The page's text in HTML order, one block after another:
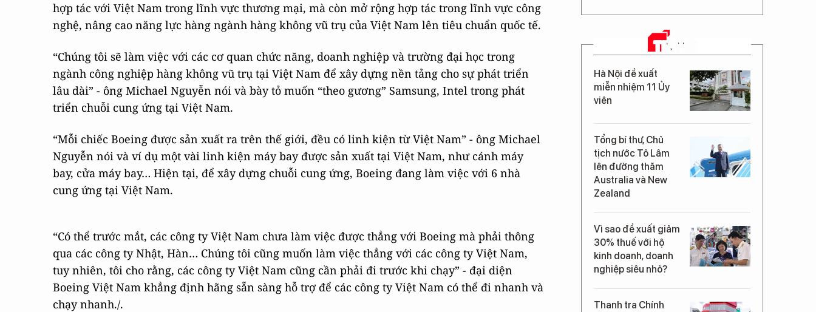
hợp tác với Việt Nam trong lĩnh vực thương mại, mà còn mở rộng hợp tác trong lĩnh vực công
nghệ, nâng cao năng lực hàng ngành hàng không vũ trụ của Việt Nam lên tiêu chuẩn quốc tế.
“Chúng tôi sẽ làm việc với các cơ quan chức năng, doanh nghiệp và trường đại học trong
ngành công nghiệp hàng không vũ trụ tại Việt Nam để xây dựng nền tảng cho sự phát triển
lâu dài” - ông Michael Nguyễn nói và bày tỏ muốn “theo gương” Samsung, Intel trong phát
triển chuỗi cung ứng tại Việt Nam.
“Mỗi chiếc Boeing được sản xuất ra trên thế giới, đều có linh kiện từ Việt Nam” - ông Michael
Nguyễn nói và ví dụ một vài linh kiện máy bay được sản xuất tại Việt Nam, như cánh máy
bay, cửa máy bay… Hiện tại, để xây dựng chuỗi cung ứng, Boeing đang làm việc với 6 nhà
cung ứng tại Việt Nam.
“Có thể trước mắt, các công ty Việt Nam chưa làm việc được thẳng với Boeing mà phải thông
qua các công ty Nhật, Hàn… Chúng tôi cũng muốn làm việc thẳng với các công ty Việt Nam,
tuy nhiên, tôi cho rằng, các công ty Việt Nam cũng cần phải đi trước khi chạy” - đại diện
Boeing Việt Nam khẳng định hãng sẵn sàng hỗ trợ để các công ty Việt Nam có thể đi nhanh và
chạy nhanh./.
TIN MỚI
Hà Nội đề xuất
miễn nhiệm 11 Ủy
viên
Tổng bí thư, Chủ
tịch nước Tô Lâm
lên đường thăm
Australia và New
Zealand
Vì sao đề xuất giảm
30% thuế với hộ
kinh doanh, doanh
nghiệp siêu nhỏ?
Thanh tra Chính